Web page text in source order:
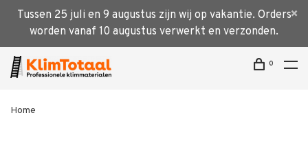
Tussen 25 juli en 9 augustus zijn wij op vakantie. Orders
worden vanaf 10 augustus verwerkt en verzonden.
0
Home